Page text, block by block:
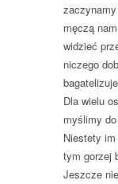
męczą
widzieć
niczego
Dla wielu
myślimy
Niestety
tym gorzej
Jeszcze